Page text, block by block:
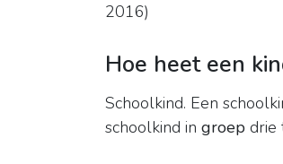
2016)
Hoe heet een
Schoolkind. Een
schoolkind in groep drie